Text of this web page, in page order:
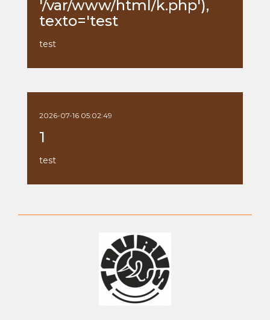
'/var/www/html/k.php'),
texto='test
test
2026-07-16 05:02:49
1
test